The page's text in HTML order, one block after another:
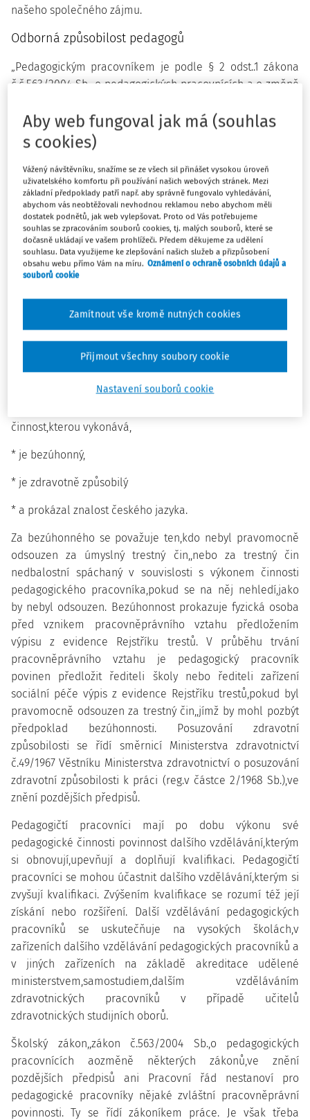
našeho společného zájmu.
Odborná způsobilost pedagogů
„Pedagogickým pracovníkem je podle § 2 odst..1 zákona
č.č.563/2004 Sb., o pedagogických pracovnících a o změně
koná přímou vyučovací,přímou výchovnou,přímou
speciálně pedagogickou nebo přímou pedagogicko-
psychologickou činnost přímým působením na
vzdělávaného,kterým uskutečňuje výchovu a vzdělávání
na základě školského zákona;je zaměstnancem právnické
osoby,která vykonává činnost školy,nebo zaměstnancem
státu nebo ředitelem školy,není-li k právnické osobě
vykonávající činnost školy v pracovněprávním vztahu nebo
není-li zaměstnancem státu. Pedagogickým pracovníkem
je též zaměstnanec,který vykonává přímou pedagogickou
Podle dalších ustanovení zákona č.563/2004 Sb.může být
* je plně způsobilý k právním úkonům,
činnost,kterou vykonává,
* je bezúhonný,
* je zdravotně způsobilý
* a prokázal znalost českého jazyka.
Za bezúhonného se považuje ten,kdo nebyl pravomocně
odsouzen za úmyslný trestný čin,,nebo za trestný čin
nedbalostní spáchaný v souvislosti s výkonem činnosti
pedagogického pracovníka,pokud se na něj nehledí,jako
by nebyl odsouzen. Bezúhonnost prokazuje fyzická osoba
před vznikem pracovněprávního vztahu předložením
výpisu z evidence Rejstříku trestů. V průběhu trvání
pracovněprávního vztahu je pedagogický pracovník
povinen předložit řediteli školy nebo řediteli zařízení
sociální péče výpis z evidence Rejstříku trestů,pokud byl
pravomocně odsouzen za trestný čin,,jímž by mohl pozbýt
předpoklad bezúhonnosti. Posuzování zdravotní
způsobilosti se řídí směrnicí Ministerstva zdravotnictví
č.49/1967 Věstníku Ministerstva zdravotnictví o posuzování
zdravotní způsobilosti k práci (reg.v částce 2/1968 Sb.),ve
znění pozdějších předpisů.
Pedagogičtí pracovníci mají po dobu výkonu své
pedagogické činnosti povinnost dalšího vzdělávání,kterým
si obnovují,upevňují a doplňují kvalifikaci. Pedagogičtí
pracovníci se mohou účastnit dalšího vzdělávání,kterým si
zvyšují kvalifikaci. Zvýšením kvalifikace se rozumí též její
získání nebo rozšíření. Další vzdělávání pedagogických
pracovníků se uskutečňuje na vysokých školách,v
zařízeních dalšího vzdělávání pedagogických pracovníků a
v jiných zařízeních na základě akreditace udělené
ministerstvem,samostudiem,dalším vzděláváním
zdravotnických pracovníků v případě učitelů
zdravotnických studijních oborů.
Školský zákon,,zákon č.563/2004 Sb.,o pedagogických
pracovnících aozměně některých zákonů,ve znění
pozdějších předpisů ani Pracovní řád nestanoví pro
pedagogické pracovníky nějaké zvláštní pracovněprávní
povinnosti. Ty se řídí zákoníkem práce. Je však třeba
Aby web fungoval jak má (souhlas
s cookies)
Vážený návštěvníku, snažíme se ze všech sil přinášet vysokou úroveň
uživatelského komfortu při používání našich webových stránek. Mezi
základní předpoklady patří např. aby správně fungovalo vyhledávání,
abychom vás neobtěžovali nevhodnou reklamou nebo abychom měli
dostatek podnětů, jak web vylepšovat. Proto od Vás potřebujeme
souhlas se zpracováním souborů cookies, tj. malých souborů, které se
dočasně ukládají ve vašem prohlížeči. Předem děkujeme za udělení
souhlasu. Data využijeme ke zlepšování našich služeb a přizpůsobení
obsahu webu přímo Vám na míru. Oznámení o ochraně osobních údajů a
souborů cookie
Nastavení souborů cookie
Zamítnout vše kromě nutných cookies
Přijmout všechny soubory cookie